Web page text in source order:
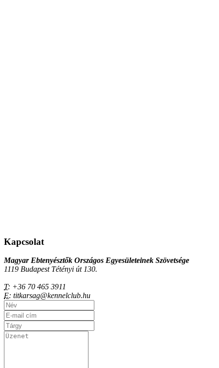
Kapcsolat
Magyar Ebtenyésztők Országos Egyesületeinek Szövetsége
1119 Budapest Tétényi út 130.
T: +36 70 465 3911
E: titkarsag@kennelclub.hu